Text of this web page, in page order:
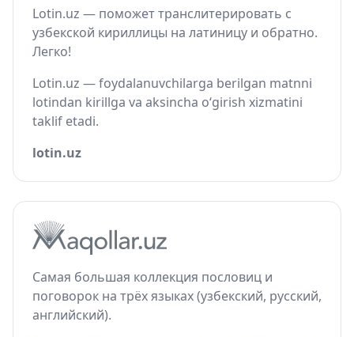
Lotin.uz — поможет транслитерировать с
узбекской кириллицы на латиницу и обратно.
Легко!
Lotin.uz — foydalanuvchilarga berilgan matnni
lotindan kirillga va aksincha o‘girish xizmatini
taklif etadi.
lotin.uz
Самая большая коллекция пословиц и
поговорок на трёх языках (узбекский, русский,
английский).